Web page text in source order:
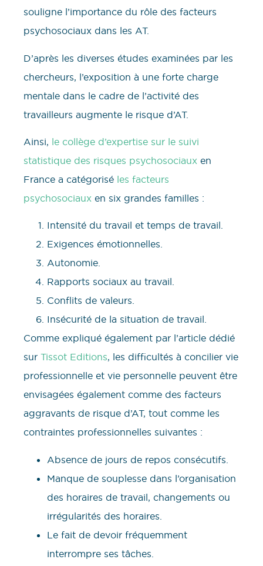
souligne l’importance du rôle des facteurs
psychosociaux dans les AT.
D’après les diverses études examinées par les
chercheurs, l’exposition à une forte charge
mentale dans le cadre de l’activité des
travailleurs augmente le risque d’AT.
Ainsi, le collège d’expertise sur le suivi
statistique des risques psychosociaux en
France a catégorisé les facteurs
psychosociaux en six grandes familles :
Intensité du travail et temps de travail.
Exigences émotionnelles.
Autonomie.
Rapports sociaux au travail.
Conflits de valeurs.
Insécurité de la situation de travail.
Comme expliqué également par l’article dédié
sur Tissot Editions, les difficultés à concilier vie
professionnelle et vie personnelle peuvent être
envisagées également comme des facteurs
aggravants de risque d’AT, tout comme les
contraintes professionnelles suivantes :
Absence de jours de repos consécutifs.
Manque de souplesse dans l’organisation
des horaires de travail, changements ou
irrégularités des horaires.
Le fait de devoir fréquemment
interrompre ses tâches.